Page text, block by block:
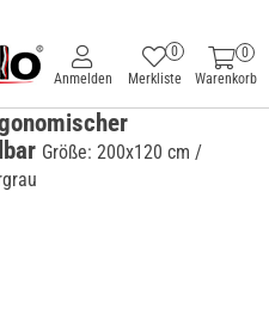
0
Warenkorb
Merkliste
0
Anmelden
Größe: 200x120 cm /